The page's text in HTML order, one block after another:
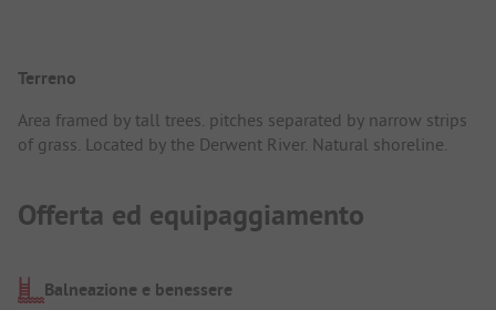
Terreno
Area framed by tall trees. pitches separated by narrow strips
of grass. Located by the Derwent River. Natural shoreline.
Offerta ed equipaggiamento
Balneazione e benessere